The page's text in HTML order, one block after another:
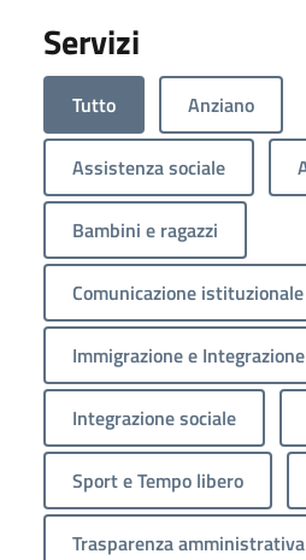
Servizi
Tutto Anziano
Assistenza sociale
Bambini e ragazzi
Comunicazione istituzionale
Immigrazione e
Integrazione sociale
Sport e Tempo libero
Trasparenza amministrativa